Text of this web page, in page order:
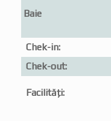
Baie
Chek-in:
Chek-out:
Facilități: